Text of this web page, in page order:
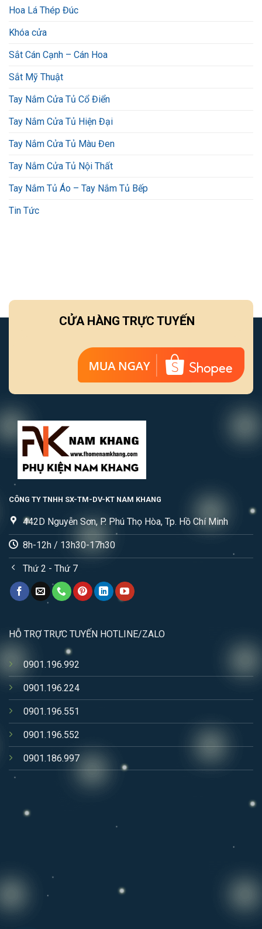
Hoa Lá Thép Đúc
Khóa cửa
Sắt Cán Cạnh – Cán Hoa
Sắt Mỹ Thuật
Tay Nắm Cửa Tủ Cổ Điển
Tay Nắm Cửa Tủ Hiện Đại
Tay Nắm Cửa Tủ Màu Đen
Tay Nắm Cửa Tủ Nội Thất
Tay Nắm Tủ Áo – Tay Nắm Tủ Bếp
Tin Tức
CỬA HÀNG TRỰC TUYẾN
CÔNG TY TNHH SX-TM-DV-KT NAM KHANG
442D Nguyễn Sơn, P. Phú Thọ Hòa, Tp. Hồ Chí Minh
8h-12h / 13h30-17h30
Thứ 2 - Thứ 7
HỖ TRỢ TRỰC TUYẾN HOTLINE/ZALO
0901.196.992
0901.196.224
0901.196.551
0901.196.552
0901.186.997